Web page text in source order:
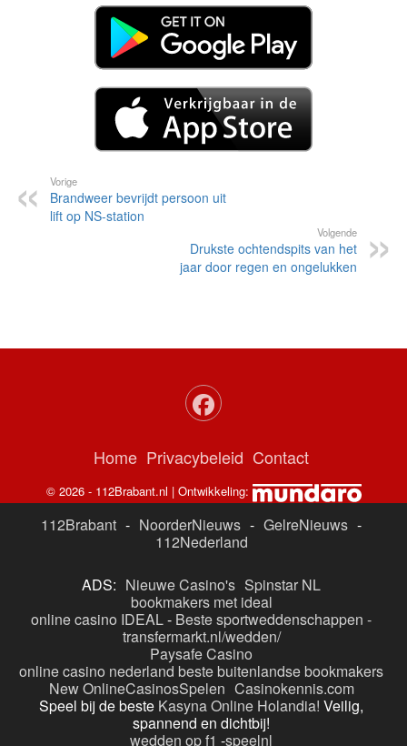
Vorige
Brandweer bevrijdt persoon uit
lift op NS-station
Volgende
Drukste ochtendspits van het
jaar door regen en ongelukken
Home Privacybeleid Contact
© 2026 - 112Brabant.nl | Ontwikkeling:
112Brabant - NoorderNieuws - GelreNieuws -
112Nederland
ADS: Nieuwe Casino's Spinstar NL
bookmakers met ideal
online casino IDEAL- Beste sportweddenschappen -
transfermarkt.nl/wedden/
Paysafe Casino
online casino nederland beste buitenlandse bookmakers
New OnlineCasinosSpelen Casinokennis.com
Speel bij de beste Kasyna Online Holandia! Veilig,
spannend en dichtbij!
wedden op f1 -speelnl